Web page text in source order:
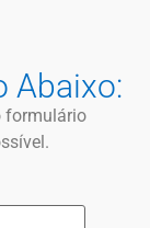
Abaixo:
formulário